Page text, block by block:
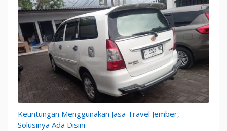
Keuntungan Menggunakan Jasa Travel Jember,
Solusinya Ada Disini